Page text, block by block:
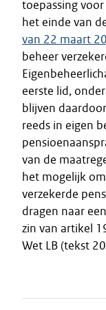
toepassing
het einde van
van 22 maart
beheer
eerste lid,
blijven
reeds in eigen
van de
het mogelijk
verzekerde
dragen naar
zin van artikel
Wet LB (tekst